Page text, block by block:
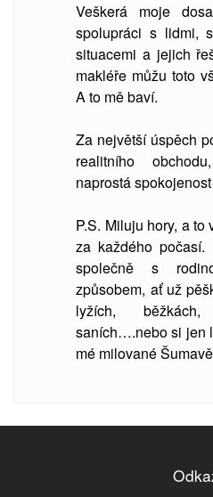
Veškerá moje
spolupráci s lidmi,
situacemi a jejich
makléře můžu toto
A to mě baví.
Za největší úspěch
realitního
naprostá
P.S. Miluju hory, a
za každého
společně s
způsobem, ať už
lyžích,
saních….nebo si jen
mé milované